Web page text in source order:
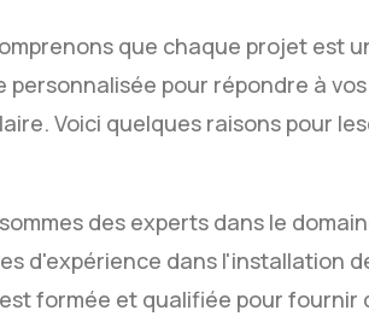
que chaque projet est
pour répondre à
Voici quelques raisons pour
des experts dans le
d'expérience dans l'installation
formée et qualifiée pour fournir